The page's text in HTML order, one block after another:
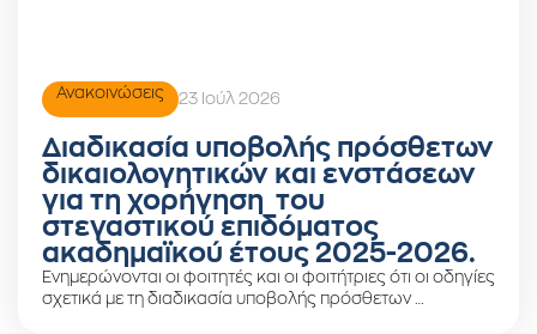
Ανακοινώσεις 23 Ιούλ 2026
Διαδικασία υποβολής πρόσθετων
δικαιολογητικών και ενστάσεων
για τη χορήγηση του
στεγαστικού επιδόματος
ακαδημαϊκού έτους 2025-2026.
Ενημερώνονται οι φοιτητές και οι φοιτήτριες ότι οι οδηγίες
σχετικά με τη διαδικασία υποβολής πρόσθετων …